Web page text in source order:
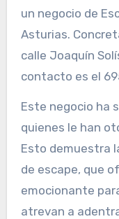
un negocio de
Asturias.
calle Joaquín
contacto es el
Este negocio ha
quienes le han
Esto demuestra
de escape, que
emocionante
atrevan a